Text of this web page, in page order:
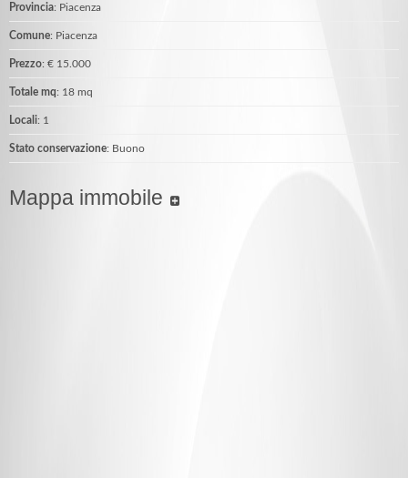
Provincia: Piacenza
Comune: Piacenza
Prezzo: € 15.000
Totale mq: 18 mq
Locali: 1
Stato conservazione: Buono
Mappa immobile